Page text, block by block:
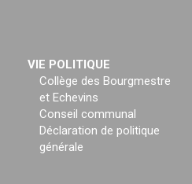
VIE POLITIQUE
Collège des Bourgmestre
et Echevins
Conseil communal
Déclaration de politique
générale